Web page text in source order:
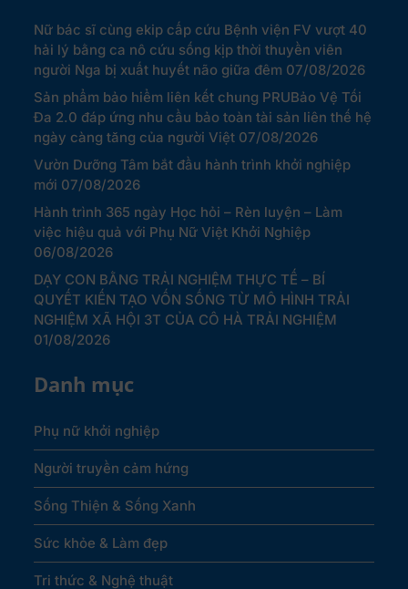
Nữ bác sĩ cùng ekip cấp cứu Bệnh viện FV vượt 40
hải lý bằng ca nô cứu sống kịp thời thuyền viên
người Nga bị xuất huyết não giữa đêm 07/08/2026
Sản phẩm bảo hiểm liên kết chung PRUBảo Vệ Tối
Đa 2.0 đáp ứng nhu cầu bảo toàn tài sản liên thế hệ
ngày càng tăng của người Việt 07/08/2026
Vườn Dưỡng Tâm bắt đầu hành trình khởi nghiệp
mới 07/08/2026
Hành trình 365 ngày Học hỏi – Rèn luyện – Làm
việc hiệu quả với Phụ Nữ Việt Khởi Nghiệp
06/08/2026
DẠY CON BẰNG TRẢI NGHIỆM THỰC TẾ – BÍ
QUYẾT KIẾN TẠO VỐN SỐNG TỪ MÔ HÌNH TRẢI
NGHIỆM XÃ HỘI 3T CỦA CÔ HÀ TRẢI NGHIỆM
01/08/2026
Danh mục
Phụ nữ khởi nghiệp
Người truyền cảm hứng
Sống Thiện & Sống Xanh
Sức khỏe & Làm đẹp
Tri thức & Nghệ thuật